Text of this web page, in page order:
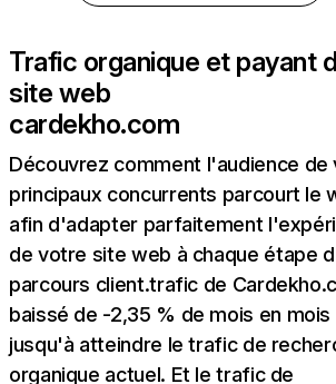
Trafic organique et payant
site web
cardekho.com
Découvrez comment l'audience de
principaux concurrents parcourt le
afin d'adapter parfaitement
de votre site web à chaque étape
parcours client.trafic de
baissé de -2,35 % de mois en mois
jusqu'à atteindre le trafic de
organique actuel. Et le trafic de